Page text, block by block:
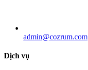
admin@cozrum.com
Dịch vụ